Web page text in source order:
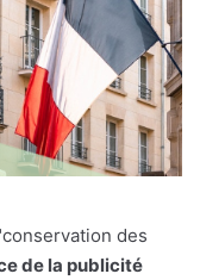
des
de la publicité